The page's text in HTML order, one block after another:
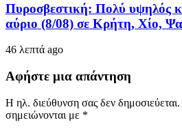
Πυροσβεστική: Πολύ υψηλός
αύριο (8/08) σε Κρήτη, Χίο,
46 λεπτά ago
Αφήστε μια απάντηση
Η ηλ. διεύθυνση σας δεν δημοσιεύεται.
σημειώνονται με *